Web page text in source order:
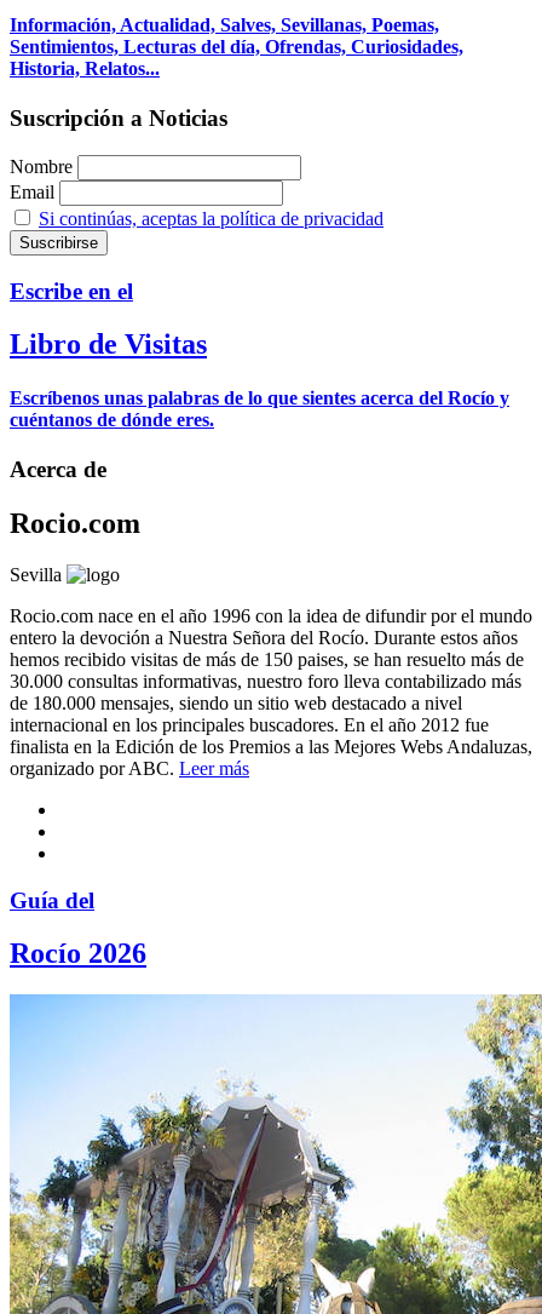
Información, Actualidad, Salves, Sevillanas, Poemas,
Sentimientos, Lecturas del día, Ofrendas, Curiosidades,
Historia, Relatos...
Suscripción a Noticias
Nombre
Email
Si continúas, aceptas la política de privacidad
Escribe en el
Libro de Visitas
Escríbenos unas palabras de lo que sientes acerca del Rocío y
cuéntanos de dónde eres.
Acerca de
Rocio.com
Sevilla
Rocio.com nace en el año 1996 con la idea de difundir por el mundo
entero la devoción a Nuestra Señora del Rocío. Durante estos años
hemos recibido visitas de más de 150 paises, se han resuelto más de
30.000 consultas informativas, nuestro foro lleva contabilizado más
de 180.000 mensajes, siendo un sitio web destacado a nivel
internacional en los principales buscadores. En el año 2012 fue
finalista en la Edición de los Premios a las Mejores Webs Andaluzas,
organizado por ABC. Leer más
Guía del
Rocío 2026